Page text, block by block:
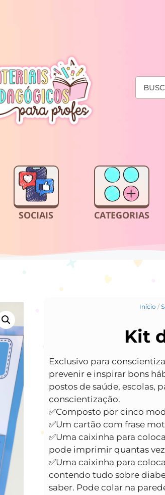
SOCIAIS CATEGORIAS
Início /
Kit
Exclusivo para
prevenir e inspirar bons
postos de saúde, escolas,
conscientização.
✅️Composto por cinco
✅️Um cartão com frase
✅️Uma caixinha para
pode imprimir quantas
✅️Uma caixinha para
contendo tudo sobre
saber. Pode colar na